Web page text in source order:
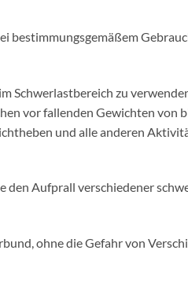
bestimmungsgemäßem
Schwerlastbereich zu
vor fallenden Gewichten von
und alle anderen
den Aufprall verschiedener
ohne die Gefahr von